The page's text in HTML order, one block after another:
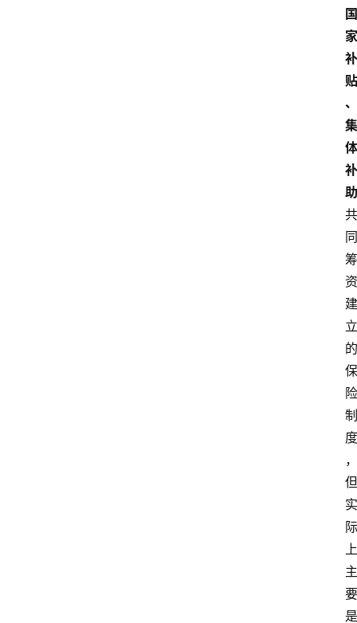
国
家
补
贴
、
集
体
补
助
共
同
筹
资
建
立
的
保
险
制
度
，
但
实
际
上
主
要
是